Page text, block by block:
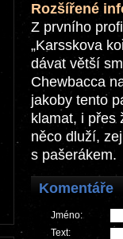
Rozšířené
Z prvního
„Karsskova
dávat větší
Chewbacca
jakoby tento
klamat, i přes
něco dluží,
s pašerákem.
Komentáře
Jméno:
Text: